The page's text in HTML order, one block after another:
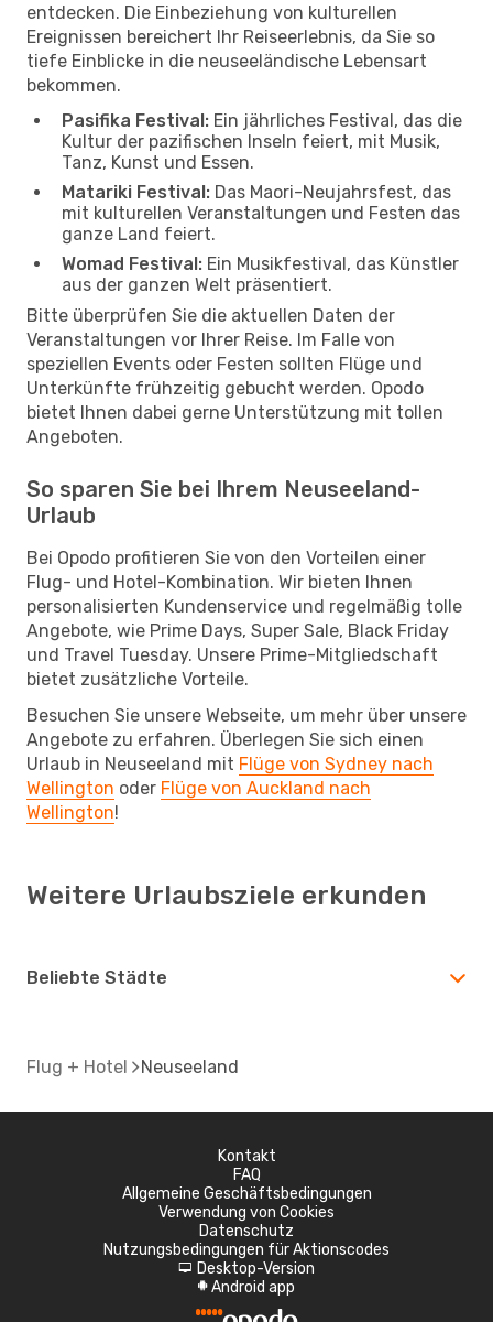
entdecken. Die Einbeziehung von kulturellen
Ereignissen bereichert Ihr Reiseerlebnis, da Sie so
tiefe Einblicke in die neuseeländische Lebensart
bekommen.
Pasifika Festival: Ein jährliches Festival, das die
Kultur der pazifischen Inseln feiert, mit Musik,
Tanz, Kunst und Essen.
Matariki Festival: Das Maori-Neujahrsfest, das
mit kulturellen Veranstaltungen und Festen das
ganze Land feiert.
Womad Festival: Ein Musikfestival, das Künstler
aus der ganzen Welt präsentiert.
Bitte überprüfen Sie die aktuellen Daten der
Veranstaltungen vor Ihrer Reise. Im Falle von
speziellen Events oder Festen sollten Flüge und
Unterkünfte frühzeitig gebucht werden. Opodo
bietet Ihnen dabei gerne Unterstützung mit tollen
Angeboten.
So sparen Sie bei Ihrem Neuseeland-
Urlaub
Bei Opodo profitieren Sie von den Vorteilen einer
Flug- und Hotel-Kombination. Wir bieten Ihnen
personalisierten Kundenservice und regelmäßig tolle
Angebote, wie Prime Days, Super Sale, Black Friday
und Travel Tuesday. Unsere Prime-Mitgliedschaft
bietet zusätzliche Vorteile.
Besuchen Sie unsere Webseite, um mehr über unsere
Angebote zu erfahren. Überlegen Sie sich einen
Urlaub in Neuseeland mit Flüge von Sydney nach
Wellington oder Flüge von Auckland nach
Wellington!
Weitere Urlaubsziele erkunden
Beliebte Städte
Flug + Hotel Neuseeland
Kontakt
FAQ
Allgemeine Geschäftsbedingungen
Verwendung von Cookies
Datenschutz
Nutzungsbedingungen für Aktionscodes
d Desktop-Version
A Android app